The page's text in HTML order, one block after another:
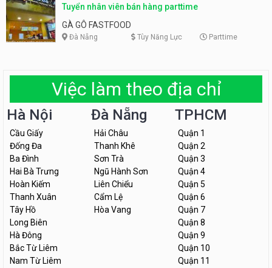
Tuyển nhân viên bán hàng parttime
GÀ GÔ FASTFOOD
Đà Nẵng Tùy Năng Lực Parttime
Việc làm theo địa chỉ
Hà Nội
Cầu Giấy
Đống Đa
Ba Đình
Hai Bà Trưng
Hoàn Kiếm
Thanh Xuân
Tây Hồ
Long Biên
Hà Đông
Bắc Từ Liêm
Nam Từ Liêm
Đà Nẵng
Hải Châu
Thanh Khê
Sơn Trà
Ngũ Hành Sơn
Liên Chiểu
Cẩm Lệ
Hòa Vang
TPHCM
Quận 1
Quận 2
Quận 3
Quận 4
Quận 5
Quận 6
Quận 7
Quận 8
Quận 9
Quận 10
Quận 11